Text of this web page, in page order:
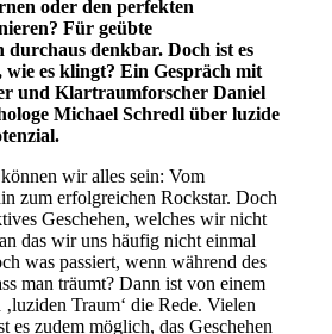
oder den perfekten
Für geübte
denkbar. Doch ist es
es klingt? Ein Gespräch mit
und Klartraumforscher Daniel
Michael Schredl über luzide
wir alles sein: Vom
zum erfolgreichen Rockstar. Doch
Geschehen, welches wir nicht
das wir uns häufig nicht einmal
was passiert, wenn während des
man träumt? Dann ist von einem
Traum‘ die Rede. Vielen
es zudem möglich, das Geschehen